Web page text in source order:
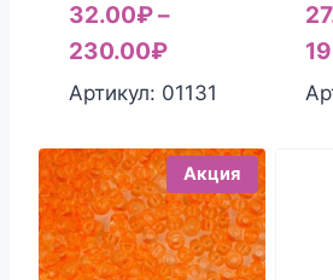
32.00₽–
230.00₽
Артикул: 01131
Акция